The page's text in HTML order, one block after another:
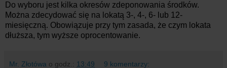
Do wyboru jest kilka okresów zdeponowania środków.
Można zdecydować się na lokatą 3-, 4-, 6- lub 12-
miesięczną. Obowiązuje przy tym zasada, że czym lokata
dłuższa, tym wyższe oprocentowanie.
Mr. Złotówa o godz.: 13:49 9 komentarzy: